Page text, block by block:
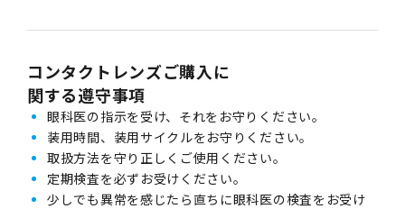
コンタクトレンズご購入に
関する遵守事項
眼科医の指示を受け、それをお守りください。
装用時間、装用サイクルをお守りください。
取扱方法を守り正しくご使用ください。
定期検査を必ずお受けください。
少しでも異常を感じたら直ちに眼科医の検査をお受け